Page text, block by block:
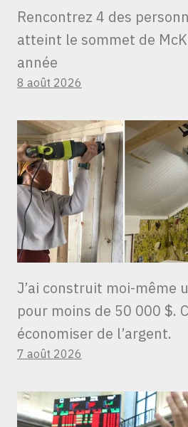
Rencontrez 4 des
atteint le sommet de
année
8 août 2026
J’ai construit moi-même
pour moins de 50 000 $.
économiser de l’argent.
7 août 2026